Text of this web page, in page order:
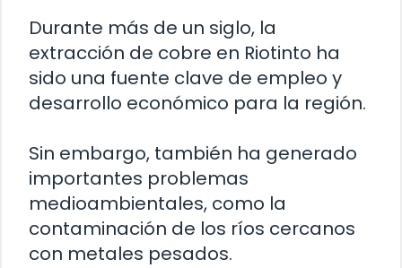
Durante más de un siglo, la
extracción de cobre en Riotinto ha
sido una fuente clave de empleo y
desarrollo económico para la región.
Sin embargo, también ha generado
importantes problemas
medioambientales, como la
contaminación de los ríos cercanos
con metales pesados.